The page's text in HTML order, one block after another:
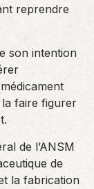
reprendre
son intention
faire figurer
de l’ANSM
de
la fabrication